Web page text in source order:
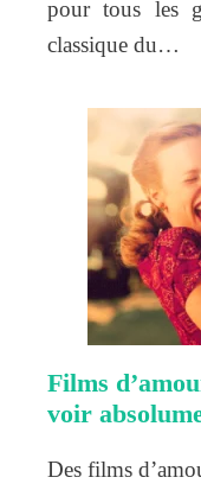
pour tous les
classique du…
Films
voir
Des films